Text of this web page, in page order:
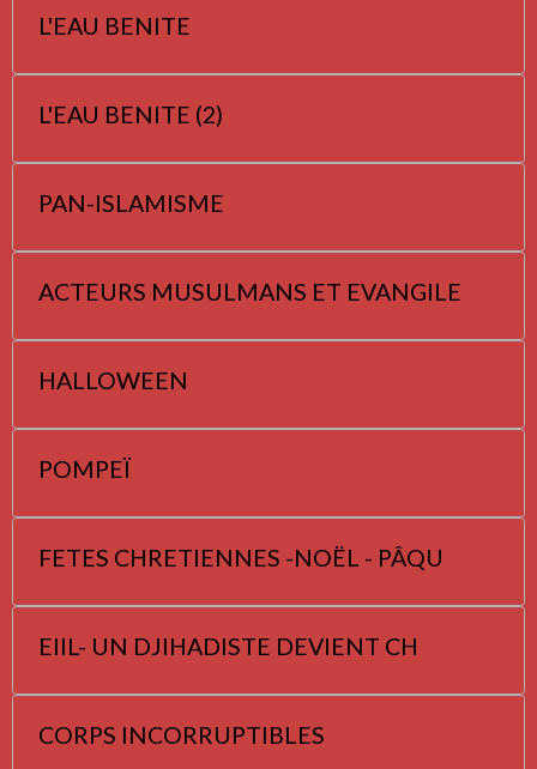
L'EAU BENITE
L'EAU BENITE (2)
PAN-ISLAMISME
ACTEURS MUSULMANS ET EVANGILE
HALLOWEEN
POMPEÏ
FETES CHRETIENNES -NOËL - PÂQU
EIIL- UN DJIHADISTE DEVIENT CH
CORPS INCORRUPTIBLES